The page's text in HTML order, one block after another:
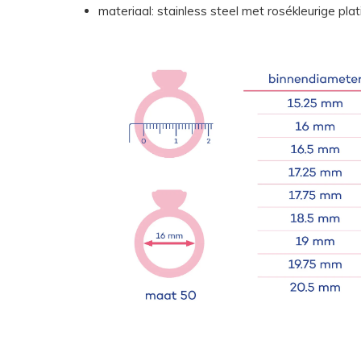
materiaal: stainless steel met rosékleurige